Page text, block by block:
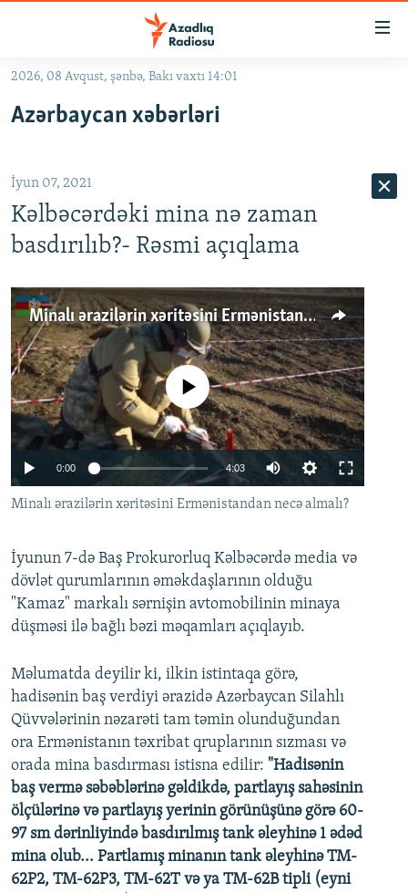
Əsas
qayıt
qayıt
Axtarışa
keç
#ƏSLINDƏ
ARAŞDIRMA
MULTIMEDIA
VIDEO
FOTOQALEREYA
İNFOQRAFIKA
RADIO ARXIV
OXU ZALI
AZƏRBAYCAN ƏDƏBIYYATI KITABXANASI
İSLAM VƏ DEMOKRATIYA
HAQQIMIZDA
MISSIYAMIZ
PEŞƏ ETIKASI VƏ JURNALISTIKA STANDARTLARIMIZ
BIZIMLƏ ƏLAQƏ
XƏBƏR BÜLLETENLƏRIMIZ
BIZI IZLƏ
2026, 08 Avqust, şənbə, Bakı vaxtı 14:01
Azərbaycan xəbərləri
İyun 07, 2021
Kəlbəcərdəki mina nə zaman
basdırılıb?- Rəsmi açıqlama
Minalı ərazilərin xəritəsini Ermənistandan necə almalı?
Auto 240p 360p 480p
720p 1080p
No media source currently available
0:00 4:03
480p
720p
1080p
Minalı ərazilərin xəritəsini Ermənistandan necə almalı?
İyunun 7-də Baş Prokurorluq Kəlbəcərdə media və
dövlət qurumlarının əməkdaşlarının olduğu
"Kamaz" markalı sərnişin avtomobilinin minaya
düşməsi ilə bağlı bəzi məqamları açıqlayıb.
Məlumatda deyilir ki, ilkin istintaqa görə,
hadisənin baş verdiyi ərazidə Azərbaycan Silahlı
Qüvvələrinin nəzarəti tam təmin olunduğundan
ora Ermənistanın təxribat qruplarının sızması və
orada mina basdırması istisna edilir: "Hadisənin
baş vermə səbəblərinə gəldikdə, partlayış sahəsinin
ölçülərinə və partlayış yerinin görünüşünə görə 60-
97 sm dərinliyində basdırılmış tank əleyhinə 1 ədəd
mina olub... Partlamış minanın tank əleyhinə TM-
62P2, TM-62P3, TM-62T və ya TM-62B tipli (eyni